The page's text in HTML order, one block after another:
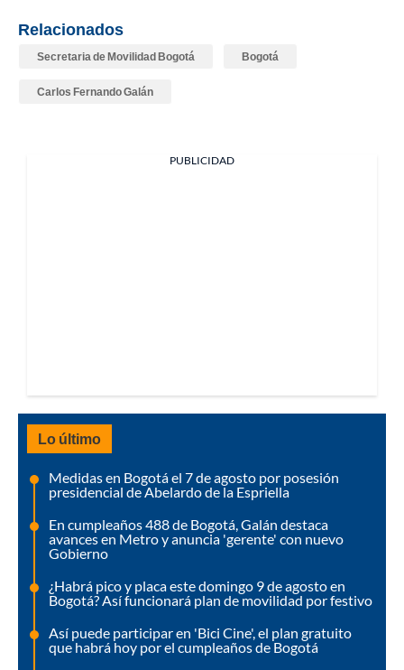
Relacionados
Secretaria de Movilidad Bogotá Bogotá
Carlos Fernando Galán
PUBLICIDAD
Lo último
Medidas en Bogotá el 7 de agosto por posesión
presidencial de Abelardo de la Espriella
En cumpleaños 488 de Bogotá, Galán destaca
avances en Metro y anuncia 'gerente' con nuevo
Gobierno
¿Habrá pico y placa este domingo 9 de agosto en
Bogotá? Así funcionará plan de movilidad por festivo
Así puede participar en 'Bici Cine', el plan gratuito
que habrá hoy por el cumpleaños de Bogotá